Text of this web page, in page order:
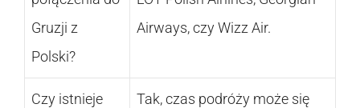
Gruzji z
Polski?
Airways, czy Wizz Air.
Czy istnieje
Tak, czas podróży może się